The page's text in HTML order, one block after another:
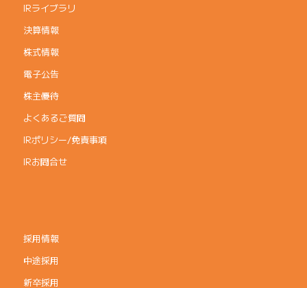
IRライブラリ
決算情報
株式情報
電子公告
株主優待
よくあるご質問
IRポリシー/免責事項
IRお問合せ
採用情報
中途採用
新卒採用